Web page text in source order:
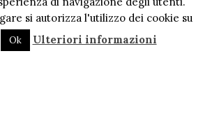
si autorizza l'utilizzo dei cookie su
Ok Ulteriori informazioni